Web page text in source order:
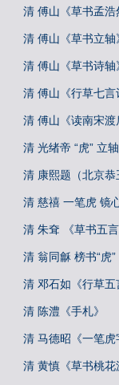
清 傅山《草书孟浩
清 傅山《草书立轴
清 傅山《草书诗轴
清 傅山《行草七言
清 傅山《读南宋渡
清 光绪帝 “虎” 立
清 康熙题（北京恭
清 慈禧 一笔虎 镜
清 朱耷 《草书五言
清 翁同龢 榜书“虎”
清 邓石如《行草五
清 陈澧《手札》
清 马德昭《一笔
清 黄慎《草书桃花